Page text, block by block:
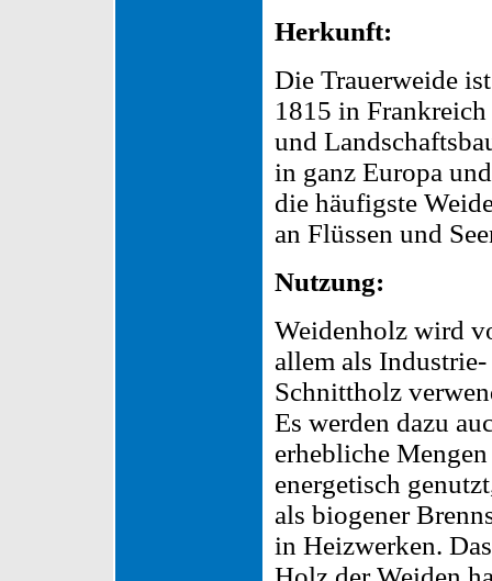
Herkunft:
Die Trauerweide
1815 in
und
in ganz Europa
die häufigste
an Flüssen und
Nutzung:
Weidenholz wird
allem als
Schnittholz
Es werden dazu
erhebliche Mengen
energetisch
als biogener
in Heizwerken. Das